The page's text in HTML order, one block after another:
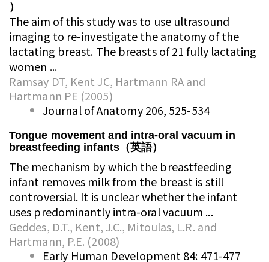
）
The aim of this study was to use ultrasound
imaging to re-investigate the anatomy of the
lactating breast. The breasts of 21 fully lactating
women ...
Ramsay DT, Kent JC, Hartmann RA and
Hartmann PE (2005)
Journal of Anatomy 206, 525-534
Tongue movement and intra-oral vacuum in
breastfeeding infants（英語）
The mechanism by which the breastfeeding
infant removes milk from the breast is still
controversial. It is unclear whether the infant
uses predominantly intra-oral vacuum ...
Geddes, D.T., Kent, J.C., Mitoulas, L.R. and
Hartmann, P.E. (2008)
Early Human Development 84: 471-477